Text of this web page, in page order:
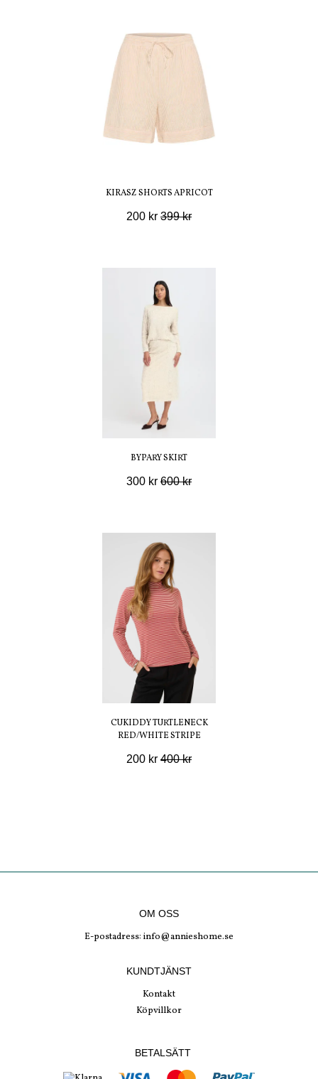
KIRASZ SHORTS APRICOT
200 kr 399 kr
BYPARY SKIRT
300 kr 600 kr
CUKIDDY TURTLENECK
RED/WHITE STRIPE
200 kr 400 kr
OM OSS
E-postadress: info@annieshome.se
KUNDTJÄNST
Kontakt
Köpvillkor
BETALSÄTT